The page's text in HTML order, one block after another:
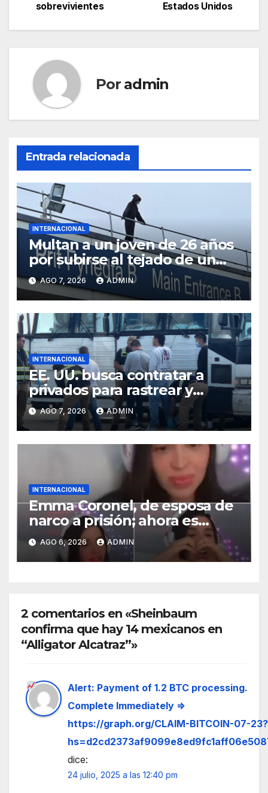
Estados Unidos
sobrevivientes
Por admin
Entrada relacionada
INTERNACIONAL
Multan a un joven de 26 años
por subirse al tejado de un
hospital disfrazado de “La
Muerte” en Gales
AGO 7, 2026 ADMIN
INTERNACIONAL
EE. UU. busca contratar a
privados para rastrear y
cobrar multas a migrantes
deportados en México y
Centroamérica
AGO 7, 2026 ADMIN
INTERNACIONAL
Emma Coronel, de esposa de
narco a prisión; ahora es
tiktoker
AGO 6, 2026 ADMIN
2 comentarios en «Sheinbaum
confirma que hay 14 mexicanos en
“Alligator Alcatraz”»
Alert: Payment of 1.2 BTC processing.
Complete Immediately =>
https://graph.org/CLAIM-BITCOIN-07-23?
dice:
24 julio, 2025 a las 12:40 pm